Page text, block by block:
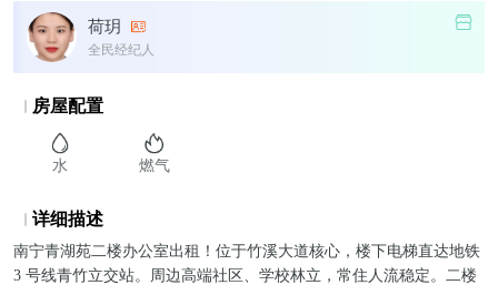
荷玥
全民经纪人
房屋配置
水 燃气
详细描述
南宁青湖苑二楼办公室出租！位于竹溪大道核心，楼下电梯直达地铁
3 号线青竹立交站。周边高端社区、学校林立，常住人流稳定。二楼